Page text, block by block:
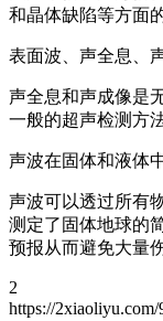
和晶体缺陷等方面
表面波、声全息、
声全息和声成像是
一般的超声检测方
声波在固体和液体
声波可以透过所有
测定了固体地球的
预报从而避免大量
2
https://2xiaoliyu.com/